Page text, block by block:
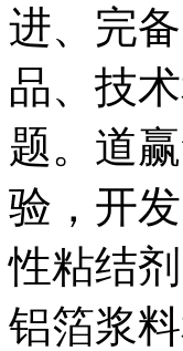
进、完
品、技
题。道
验，开
性粘结
铝箔浆